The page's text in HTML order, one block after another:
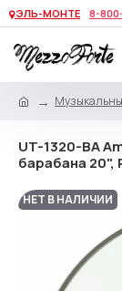
ЭЛЬ-МОНТЕ 8-
UT-1320-BA
барабана 20",
НЕТ В НАЛИЧИИ